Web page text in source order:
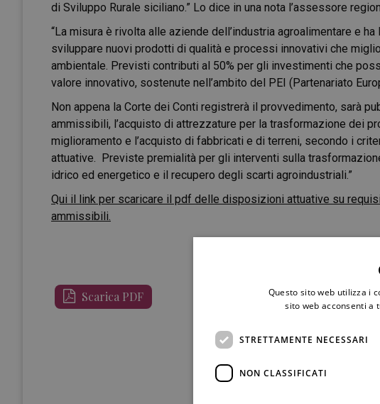
di Sviluppo Rurale siciliano.” Lo dice in una nota l’assessore
“La misura è rivolta alle aziende dell’industria agroalimentare e
sviluppare nuovi prodotti di qualità e processi innovativi che
ambientale. Previsti contributi al 50% per gli investimenti che
valore innovativo, sostenute nell’ambito del PEI (Partenariato
Non appena la Corte dei Conti registrerà il provvedimento, sarà
ammissibili, l’acquisto di attrezzature per la trasformazione dei
miglioramento e l’acquisto di fabbricati e di terreni, secondo i
attuative. Previste premialità per gli interventi sulla
idrico ed energetico e il recupero degli scarti agroindustriali.”
Qui il link per scaricare il pdf delle disposizioni attuative su
ammissibili.
Scarica PDF
Questo sito web utilizza i
sito web acconsenti a
STRETTAMENTE NECESSARI
NON CLASSIFICATI